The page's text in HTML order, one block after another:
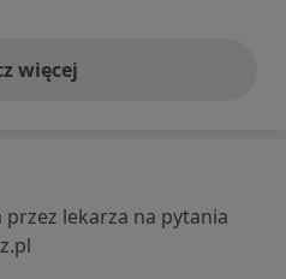
więcej
opinie powyżej
lekarza na pytania